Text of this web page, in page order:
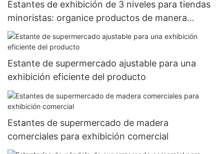
Estantes de exhibición de 3 niveles para tiendas
minoristas: organice productos de manera
eficiente
Estante de supermercado ajustable para una
exhibición eficiente del producto
Estantes de supermercado de madera
comerciales para exhibición comercial